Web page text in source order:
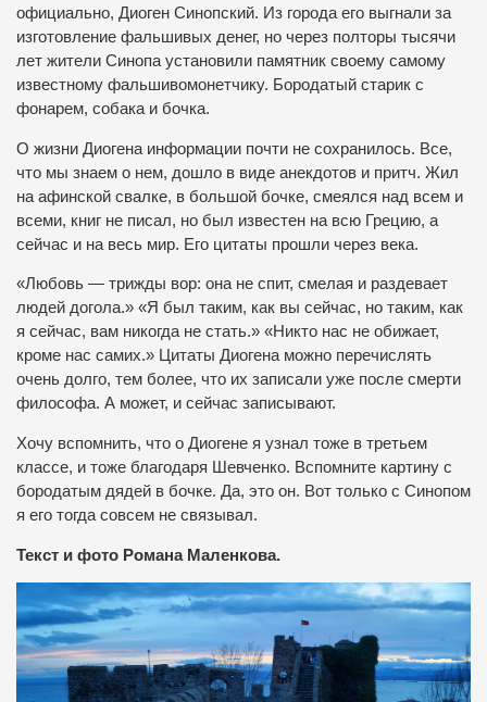
официально, Диоген Синопский. Из города его выгнали за
изготовление фальшивых денег, но через полторы тысячи
лет жители Синопа установили памятник своему самому
известному фальшивомонетчику. Бородатый старик с
фонарем, собака и бочка.
О жизни Диогена информации почти не сохранилось. Все,
что мы знаем о нем, дошло в виде анекдотов и притч. Жил
на афинской свалке, в большой бочке, смеялся над всем и
всеми, книг не писал, но был известен на всю Грецию, а
сейчас и на весь мир. Его цитаты прошли через века.
«Любовь — трижды вор: она не спит, смелая и раздевает
людей догола.» «Я был таким, как вы сейчас, но таким, как
я сейчас, вам никогда не стать.» «Никто нас не обижает,
кроме нас самих.» Цитаты Диогена можно перечислять
очень долго, тем более, что их записали уже после смерти
философа. А может, и сейчас записывают.
Хочу вспомнить, что о Диогене я узнал тоже в третьем
классе, и тоже благодаря Шевченко. Вспомните картину с
бородатым дядей в бочке. Да, это он. Вот только с Синопом
я его тогда совсем не связывал.
Текст и фото Романа Маленкова.